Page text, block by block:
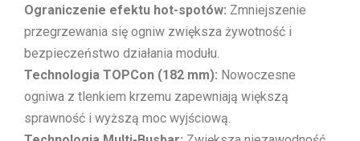
Ograniczenie efektu hot-spotów: Zmniejszenie
przegrzewania się ogniw zwiększa żywotność i
bezpieczeństwo działania modułu.
Technologia TOPCon (182 mm): Nowoczesne
ogniwa z tlenkiem krzemu zapewniają większą
sprawność i wyższą moc wyjściową.